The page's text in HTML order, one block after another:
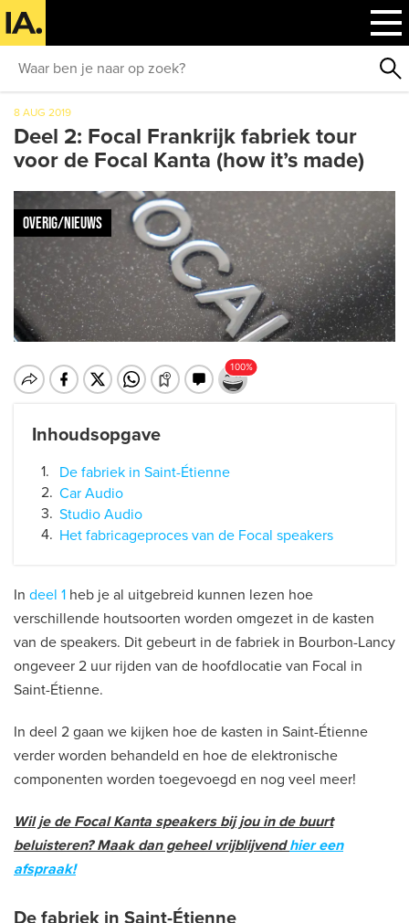
8 AUG 2019
Deel 2: Focal Frankrijk fabriek tour
voor de Focal Kanta (how it’s made)
OVERIG/NIEUWS
Inhoudsopgave
De fabriek in Saint-Étienne
Car Audio
Studio Audio
Het fabricageproces van de Focal speakers
In deel 1 heb je al uitgebreid kunnen lezen hoe
verschillende houtsoorten worden omgezet in de kasten
van de speakers. Dit gebeurt in de fabriek in Bourbon-Lancy
ongeveer 2 uur rijden van de hoofdlocatie van Focal in
Saint-Étienne.
In deel 2 gaan we kijken hoe de kasten in Saint-Étienne
verder worden behandeld en hoe de elektronische
componenten worden toegevoegd en nog veel meer!
Wil je de Focal Kanta speakers bij jou in de buurt
beluisteren? Maak dan geheel vrijblijvendhier een
afspraak!
De fabriek in Saint-Étienne